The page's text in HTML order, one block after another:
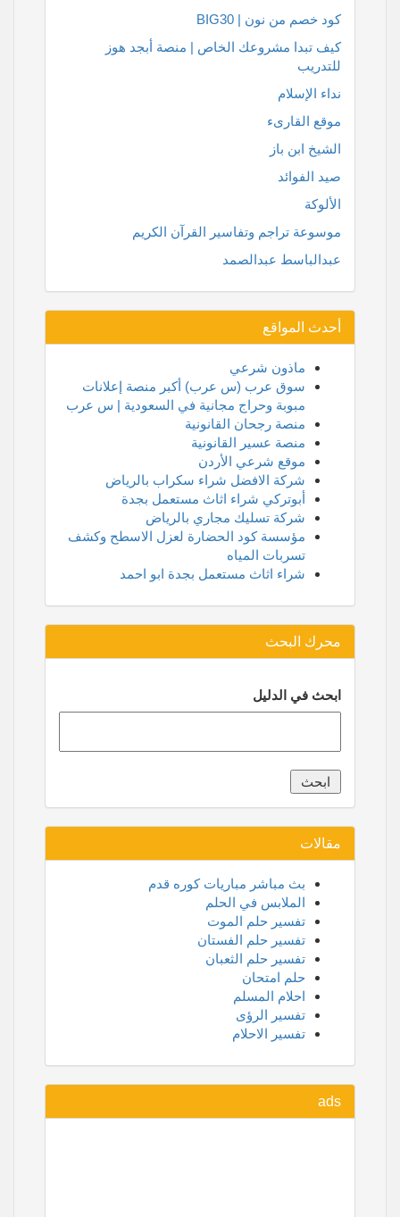
كود خصم من نون | BIG30
كيف تبدا مشروعك الخاص | منصة أبجد هوز
للتدريب
نداء الإسلام
موقع القارىء
الشيخ ابن باز
صيد الفوائد
الألوكة
موسوعة تراجم وتفاسير القرآن الكريم
عبدالباسط عبدالصمد
أحدث المواقع
ماذون شرعي
سوق عرب (س عرب) أكبر منصة إعلانات
مبوبة وحراج مجانية في السعودية | س عرب
منصة رجحان القانونية
منصة عسير القانونية
موقع شرعي الأردن
شركة الافضل شراء سكراب بالرياض
أبوتركي شراء اثاث مستعمل بجدة
شركة تسليك مجاري بالرياض
مؤسسة كود الحضارة لعزل الاسطح وكشف
تسربات المياه
شراء اثاث مستعمل بجدة ابو احمد
محرك البحث
ابحث في الدليل
مقالات
بث مباشر مباريات كوره قدم
الملابس في الحلم
تفسير حلم الموت
تفسير حلم الفستان
تفسير حلم الثعبان
حلم امتحان
احلام المسلم
تفسير الرؤى
تفسير الاحلام
ads